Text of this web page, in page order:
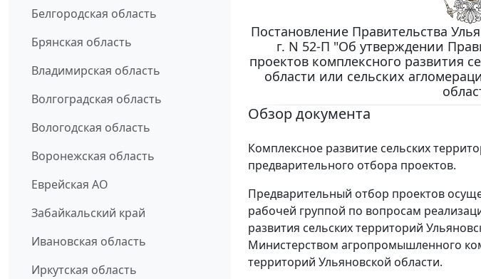
Белгородская область
Брянская область
Владимирская область
Волгоградская область
Вологодская область
Воронежская область
Еврейская АО
Забайкальский край
Ивановская область
Иркутская область
Постановление Правительства
г. N 52-П "Об утверждении
проектов комплексного развития
области или сельских
Обзор документа
Комплексное развитие сельских
предварительного отбора проектов.
Предварительный отбор проектов
рабочей группой по вопросам
развития сельских территорий
Министерством агропромышленного
территорий Ульяновской области.